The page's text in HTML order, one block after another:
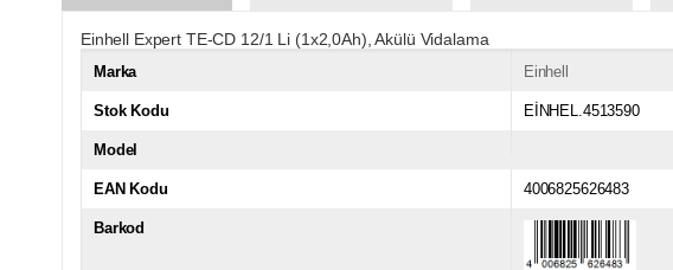
Einhell Expert TE-CD 12/1 Li (1x2,0Ah), Akülü Vidalama
Marka Einhell
Stok Kodu EİNHEL.4513590
Model
EAN Kodu 4006825626483
Barkod